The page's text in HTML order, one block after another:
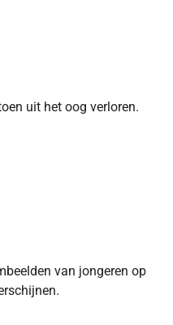
uit het oog verloren.
van jongeren op